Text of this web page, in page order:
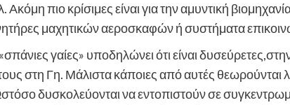
πιο κρίσιμες είναι για την αμυντική
μαχητικών αεροσκαφών ή συστήματα
γαίες» υποδηλώνει ότι είναι
στη Γη. Μάλιστα κάποιες από αυτές θεωρούνται
δυσκολεύονται να εντοπιστούν σε